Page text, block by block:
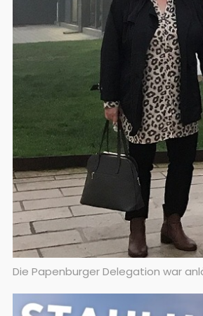
Die Papenburger Delegation war